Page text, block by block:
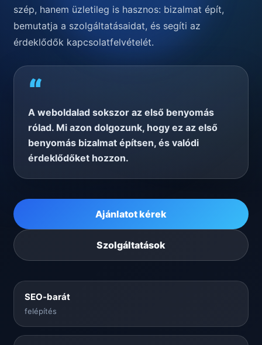
szép, hanem üzletileg is hasznos: bizalmat épít,
bemutatja a szolgáltatásaidat, és segíti az
érdeklődők kapcsolatfelvételét.
“
A weboldalad sokszor az első benyomás
rólad. Mi azon dolgozunk, hogy ez az első
benyomás bizalmat építsen, és valódi
érdeklődőket hozzon.
Ajánlatot kérek
Szolgáltatások
SEO-barát
felépítés